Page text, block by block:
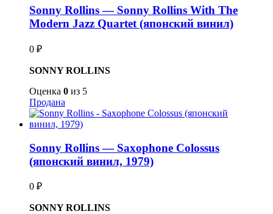
Sonny Rollins — Sonny Rollins With The
Modern Jazz Quartet (японский винил)
0 ₽
SONNY ROLLINS
Оценка 0 из 5
Продана
Sonny Rollins — Saxophone Colossus
(японский винил, 1979)
0 ₽
SONNY ROLLINS